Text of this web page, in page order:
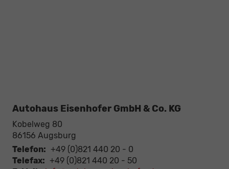
Autohaus Eisenhofer GmbH & Co. KG
Kobelweg 80
86156 Augsburg
Telefon: +49 (0)821 440 20 - 0
Telefax: +49 (0)821 440 20 - 50